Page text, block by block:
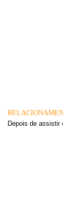
Depois de assistir